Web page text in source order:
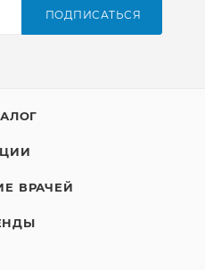
ПОДПИСАТЬСЯ
ВРАЧЕЙ